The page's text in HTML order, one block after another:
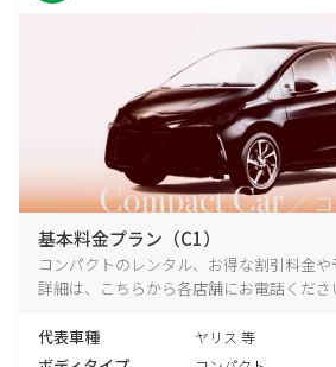
基本料金プラン（C1）
コンパクトのレンタル、お得な割引料金
詳細は、こちらから各店舗にお電話くださ
代表車種 ヤリス 等